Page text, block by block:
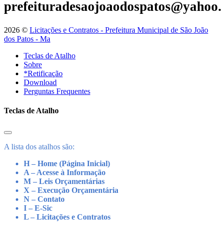
2026 © Licitações e Contratos - Prefeitura Municipal de São João
dos Patos - Ma
Teclas de Atalho
Sobre
*Retificação
Download
Perguntas Frequentes
Teclas de Atalho
A lista dos atalhos são:
H – Home (Página Inicial)
A – Acesse à Informação
M – Leis Orçamentárias
X – Execução Orçamentária
N – Contato
I – E-Sic
L – Licitações e Contratos